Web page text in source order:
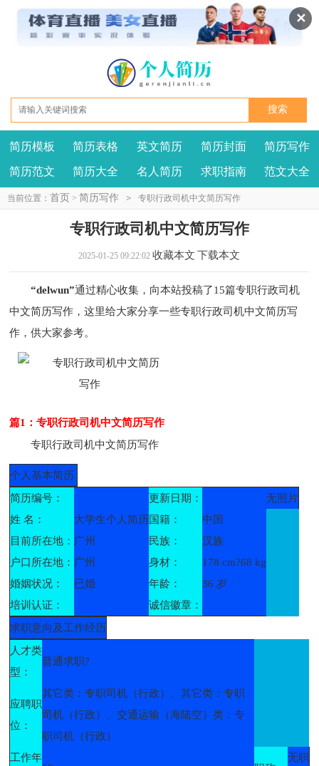
✕
我要投稿 投诉建议
简历模板 简历表格 英文简历 简历封面 简历写作
简历范文 简历大全 名人简历 求职指南 范文大全
当前位置： 首页 > 简历写作 > 专职行政司机中文简历写作
专职行政司机中文简历写作
2025-01-25 09:22:02 收藏本文 下载本文
“delwun”通过精心收集，向本站投稿了15篇专职行政司机
中文简历写作，这里给大家分享一些专职行政司机中文简历写
作，供大家参考。
篇1：专职行政司机中文简历写作
专职行政司机中文简历写作
个人基本简历
简历编号：
更新日期：
无照片
姓 名：
大学生个人简历国籍：
中国
目前所在地： 广州 民族：
汉族
户口所在地： 广州 身材：
178 cm?68 kg
婚姻状况：
已婚 年龄：
36 岁
培训认证：
诚信徽章：
求职意向及工作经历
人才类
型：
普通求职?
应聘职
位：
其它类：专职司机（行政）、其它类：专职
司机（行政）、交通运输（海陆空）类：专
职司机（行政）
工作年
无职